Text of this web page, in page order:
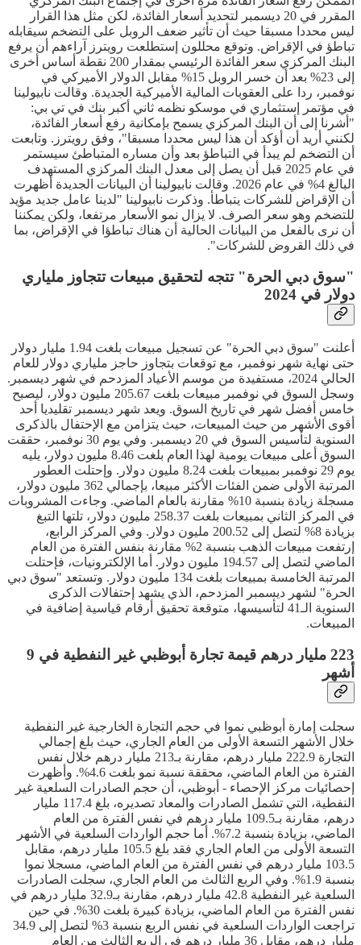
المقرر في 20 ديسمبر لتحديد أسعار الفائدة، لكن مثل هذا القرار
ليس محددا مسبقا حيث أن تأثير ضعف الروبل على التضخم سيقابله
تباطؤ في الإقراض. وتوقع محللون إستطلعت رويترز آراءهم أن يرفع
البنك المركزي سعر الفائدة الرئيسي بمقدار 200 نقطة أساس أخرى
إلى 23% بعد أن خسر الروبل 15% مقابل الدولار الأميركي في
نوفمبر، ردا على العقوبات المالية الأميركية الجديدة. وقالت نابيولينا
في مؤتمر إستثماري في موسكو نظمه ثاني أكبر بنك في تي بي:
"أشرنا إلى أن البنك المركزي يسمح بإمكانية رفع أسعار الفائدة،
لكنني أريد أن أؤكد أن هذا ليس محددا مسبقا"، وفق رويترز. وتابعت
أن التضخم لم يبدأ في التباطؤ بعد وأن مساره المتباطئ سيستمر
في عام 2025 قبل أن يصل إلى معدل البنك المركزي المستهدف
البالغ 4% في عام 2026. وقالت نابيولينا أن البيانات الجديدة أظهرت
أن الإقراض للشركات يتباطأ. وذكرت نابيولينا "لدينا عامل جديد مؤيد
للتضخم وهو سعر الصرف. لا يزال نمو الأسعار مرتفعا، ولكن يمكننا
أن نرى بالفعل من البيانات الحالية أن هناك تباطؤا في الإقراض، بما
في ذلك القروض للشركات".
"سوق دبي الحرة" تتجه لتحقيق مبيعات تتجاوز ملياري
دولار في 2024
أعلنت "سوق دبي الحرة" عن تسجيل مبيعات بلغت 1.94 مليار دولار
حتى نهاية شهر نوفمبر، مع توقعات بتجاوز حاجز ملياري دولار للعام
الحالي 2024، مستفيدة من موسم الأعياد المزدحم في شهر ديسمبر.
وسجل السوق في نوفمبر مبيعات بلغت 205.67 مليون دولار، ليصبح
خامس أفضل شهر في تاريخ السوق. ويعد شهر ديسمبر تقليديا أحد
أقوى الأشهر من حيث المبيعات، حيث يتزامن مع الإحتفال بالذكرى
السنوية لتأسيس السوق في 20 ديسمبر. وفي يوم 30 نوفمبر، حققت
السوق أعلى مبيعات يومية لهذا العام بلغت 8.46 مليون دولار، يليه
يوم 29 نوفمبر بمبيعات بلغت 8.24 مليون دولار. وإحتلت العطور
المرتبة الأولى ضمن الفئات الأكثر مبيعا، بإجمالي 362 مليون دولار،
مسجلة زيادة بنسبة 10% مقارنة بالعام الماضي. وجاءت المشروبات
في المركز الثاني بمبيعات بلغت 258.37 مليون دولار، تلتها التبغ
بزيادة 8% لتصل إلى 200.52 مليون دولار. وفي المركز الرابع،
إرتفعت مبيعات الذهب بنسبة 2% مقارنة بنفس الفترة من العام
الماضي لتصل إلى 194.57 مليون دولار. أما الإلكترونيات، فإحتلت
المرتبة الخامسة بمبيعات بلغت 134 مليون دولار. وتستعد "سوق دبي
الحرة" لشهر ديسمبر المزدحم، الذي يشهد إحتفالات الذكرى
السنوية الـ41 لتأسيسها، متوقعة تحقيق أرقام قياسية إضافية في
المبيعات.
223 مليار درهم قيمة تجارة أبوظبي غير النفطية في 9
أشهر
سجلت إمارة أبوظبي نموا في حجم التجارة الخارجية غير النفطية
خلال الأشهر التسعة الأولى من العام الجاري، حيث بلغ إجمالي
التجارة 222.9 مليار درهم، مقارنة بـ213 مليار درهم خلال نفس
الفترة من العام الماضي، محققة نسبة نمو بلغت 4.6%. وأظهرت
إحصائيات مركز الإحصاء - أبوظبي، أن حجم الصادرات السلعية غير
النفطية، التي تشمل الصادرات والمعاد تصديره، بلغ 117.4 مليار
درهم، مقارنة بـ109.5 مليار درهم في نفس الفترة من العام
الماضي، بزيادة بنسبة 7.2%. أما حجم الواردات السلعية في الأشهر
التسعة الأولى من العام الجاري فقد بلغ 105.5 مليار درهم، مقابل
103.5 مليار درهم في نفس الفترة من العام الماضي، مسجلا نموا
بنسبة 1.9%. وفي الربع الثالث من العام الجاري، سجلت الصادرات
السلعية غير النفطية 42.8 مليار درهم، مقارنة بـ32.9 مليار درهم في
نفس الفترة من العام الماضي، بزيادة كبيرة بلغت 30%. في حين
تراجعت الواردات السلعية في نفس الربع بنسبة 3% لتصل إلى 34.9
مليار درهم، مقابل 36 مليار درهم في الربع الثالث من العام